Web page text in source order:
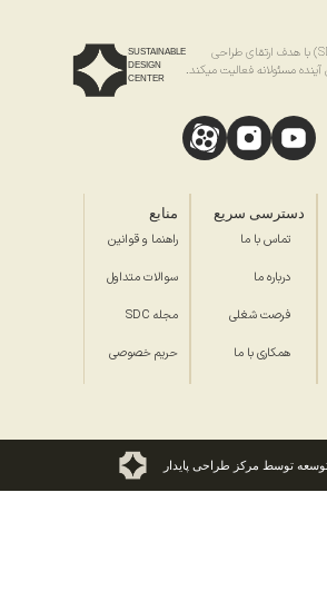
مسئولانه فعالیت میکند.
SUSTAINABLE
DESIGN
CENTER
دسترسی سریع
تماس با ما
درباره ما
فرصت شغلی
همکاری با ما
منابع
راهنما و قوانین
سوالات متداول
مجله SDC
حریم خصوصی
توسط مرکز طراحی پایدار